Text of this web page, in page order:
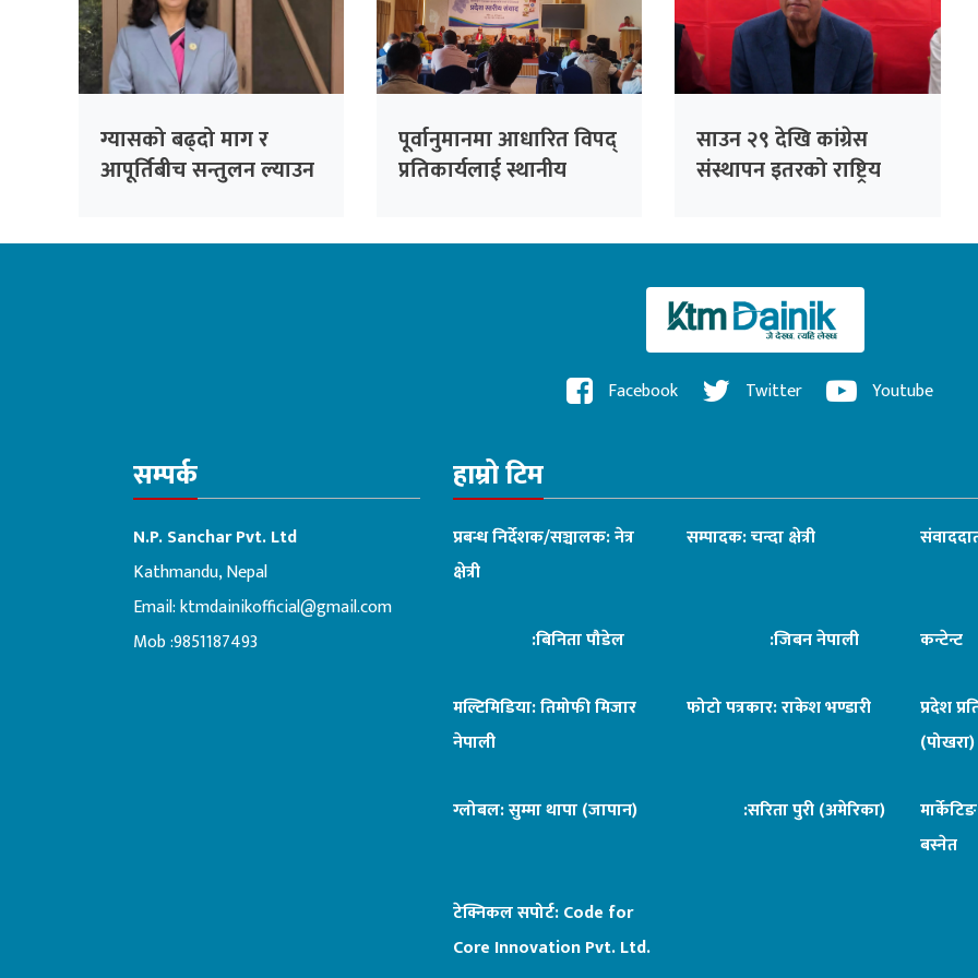
ग्यासको बढ्दो माग र
आपूर्तिबीच सन्तुलन ल्याउन
पूर्वानुमानमा आधारित विपद्
प्रतिकार्यलाई स्थानीय
साउन २९ देखि कांग्रेस
संस्थापन इतरको राष्ट्रिय
Facebook Twitter Youtube
सम्पर्क
N.P. Sanchar Pvt. Ltd
Kathmandu, Nepal
Email:ktmdainikofficial@gmail.com
Mob :9851187493
हाम्रो टिम
प्रबन्ध निर्देशक/सञ्चालक: नेत्र
क्षेत्री
सम्पादक: चन्दा क्षेत्री
:बिनिता पौडेल :जिबन नेपाली
मल्टिमिडिया: तिमोफी मिजार
नेपाली
फोटो पत्रकार: राकेश भण्डारी
प्रदेश
(पोखरा)
ग्लोबल: सुम्मा थापा (जापान) :सरिता पुरी (अमेरिका)
बस्नेत
टेक्निकल सपोर्ट:Code for
Core Innovation Pvt. Ltd.